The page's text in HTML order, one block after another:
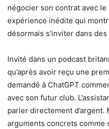
négocier son contrat avec
expérience inédite qui
désormais s’inviter dans
Invité dans un podcast
qu’après avoir reçu une
demandé à ChatGPT
avec son futur club.
parler directement d’argent.
arguments concrets comme